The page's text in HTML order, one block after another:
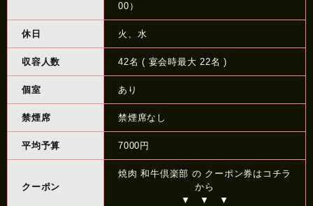
00）
休日 火、水
収容人数 42名 ( 宴会時最大 22名 )
個室 あり
禁煙席 禁煙席なし
平均予算 7000円
クーポン
焼肉 和牛倶楽部 の クーポン券はコチラ
から
▼ ▼ ▼